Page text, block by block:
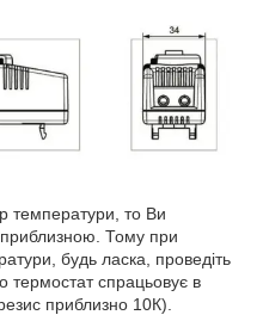
температури, то Ви
Тому при
будь ласка, проведіть
термостат спрацьовує в
приблизно 10К).